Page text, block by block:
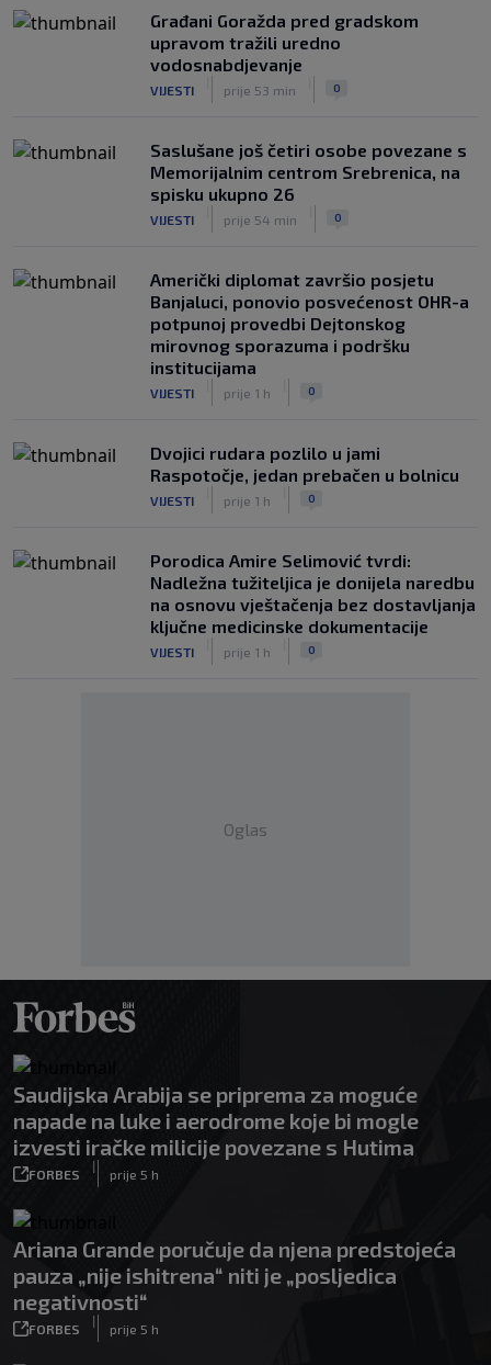
Građani Goražda pred gradskom
upravom tražili uredno
vodosnabdjevanje
VIJESTI prije 53 min 0
Saslušane još četiri osobe povezane s
Memorijalnim centrom Srebrenica, na
spisku ukupno 26
VIJESTI prije 54 min 0
Američki diplomat završio posjetu
Banjaluci, ponovio posvećenost OHR-a
potpunoj provedbi Dejtonskog
mirovnog sporazuma i podršku
institucijama
VIJESTI prije 1 h 0
Dvojici rudara pozlilo u jami
Raspotočje, jedan prebačen u bolnicu
VIJESTI prije 1 h 0
Porodica Amire Selimović tvrdi:
Nadležna tužiteljica je donijela naredbu
na osnovu vještačenja bez dostavljanja
ključne medicinske dokumentacije
VIJESTI prije 1 h 0
Oglas
Saudijska Arabija se priprema za moguće
napade na luke i aerodrome koje bi mogle
izvesti iračke milicije povezane s Hutima
FORBES
|
prije 5 h
Ariana Grande poručuje da njena predstojeća
pauza „nije ishitrena“ niti je „posljedica
negativnosti“
FORBES
|
prije 5 h